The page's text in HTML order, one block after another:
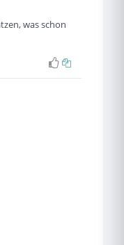
was schon